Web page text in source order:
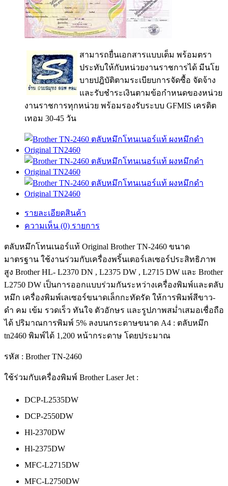
สามารถยื่นเอกสารแบบเต็ม พร้อมตรา
ประทับให้กับหน่วยงานราชการได้ มีนโย
บายปฎิบัติตามระเบียบการจัดซื้อ จัดจ้าง
และรับชำระเงินตามข้อกำหนดของหน่วย
งานราชการทุกหน่วย พร้อมรองรับระบบ GFMIS เครดิต
เทอม 30-45 วัน
รายละเอียดสินค้า
ความเห็น (0) รายการ
ตลับหมึกโทนเนอร์แท้ Original Brother TN-2460 ขนาด
มาตรฐาน ใช้งานร่วมกับเครื่องพริ้นเตอร์เลเซอร์ประสิทธิภาพ
สูง Brother HL- L2370 DN , L2375 DW , L2715 DW และ Brother
L2750 DW เป็นการออกแบบร่วมกันระหว่างเครื่องพิมพ์และตลับ
หมึก เครื่องพิมพ์เลเซอร์ขนาดเล็กกะทัดรัด ให้การพิมพ์สีขาว-
ดำ คม เข้ม รวดเร็ว ทันใจ ตัวอักษร และรูปภาพสม่ำเสมอเชื่อถือ
ได้ ปริมาณการพิมพ์ 5% ลงบนกระดาษขนาด A4 : ตลับหมึก
tn2460 พิมพ์ได้ 1,200 หน้ากระดาษ โดยประมาณ
รหัส : Brother TN-2460
ใช้ร่วมกับเครื่องพิมพ์ Brother Laser Jet :
DCP-L2535DW
DCP-2550DW
Hl-2370DW
Hl-2375DW
MFC-L2715DW
MFC-L2750DW